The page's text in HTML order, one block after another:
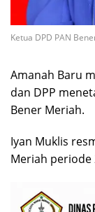
Ketua DPD PAN
Amanah Baru
dan DPP
Bener Meriah.
Iyan Muklis
Meriah periode